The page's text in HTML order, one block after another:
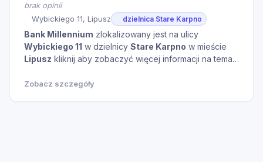
brak opinii
Wybickiego 11, Lipusz
dzielnica Stare Karpno
Bank Millennium zlokalizowany jest na ulicy
Wybickiego 11 w dzielnicy Stare Karpno w mieście
Lipusz kliknij aby zobaczyć więcej informacji na temat
Zobacz szczegóły